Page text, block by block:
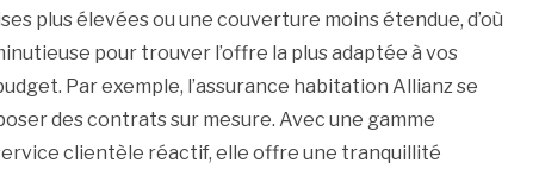
plus élevées ou une couverture moins étendue, d’où
pour trouver l’offre la plus adaptée à vos
Par exemple, l’assurance habitation Allianz se
des contrats sur mesure. Avec une gamme
clientèle réactif, elle offre une tranquillité